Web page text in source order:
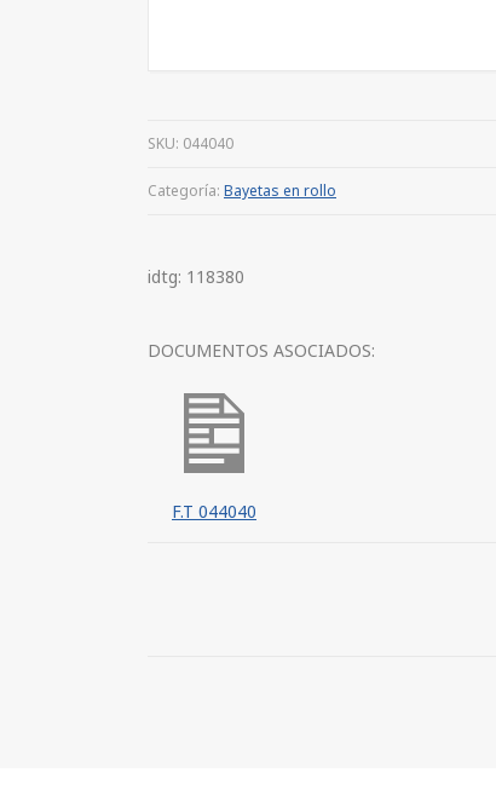
SKU: 044040
Categoría: Bayetas en rollo
idtg: 118380
DOCUMENTOS ASOCIADOS:
F.T 044040